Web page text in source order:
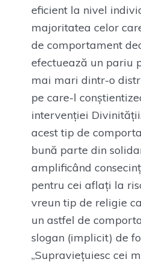
eficient la nivel
majoritatea celor
de comportament
efectuează un pariu
mai mari dintr-o
pe care-l
intervenției
acest tip de
bună parte din
amplificând
pentru cei aflați la
vreun tip de religie
un astfel de
slogan (implicit) de
„Supraviețuiesc cei